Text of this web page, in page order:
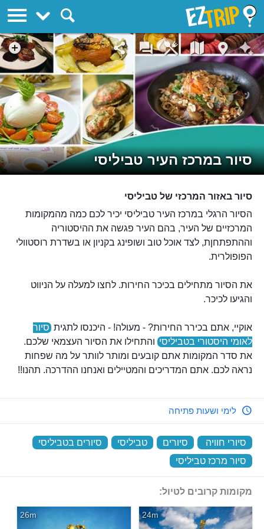
סיור במרכז העיר טביליסי
סיור באזור המרכזי של טביליסי
הסיור הרגלי במרכז העיר טביליסי יכיר לכם כמה מהמקומות
המרכזיים של העיר, בהם העיר פגשה את ההיסטוריה
וההתפתחןת, לצד אוכל טוב ושופינג בקניון או בשדרת רוסטוולי
הפופולרית.
את הסיור מתחילים בכיכר החירות. לחצו למעלה על הניווט
והגיעו לכיכר.
אוקיי, אתם בכירר החירות? - מעולה! - היכנסו לתגית סיור
לאומי היסטורי בטביליסי והתחילו את הסיור העצמאי שלכם.
את סדר המקומות אתם קובעים ומותר לוותר על מה שפחות
נראה לכם. אתם המדריכים והמטיילים ואנחנו ההדרכה. תהנו!!
לימי ושעות פתיחה
סיורי חוויה סיורים טביליסי סיורים בטביליסי
סיור מרכז טביליסי
מקומות קרובים לטיול:
24m
26m
EZTrip